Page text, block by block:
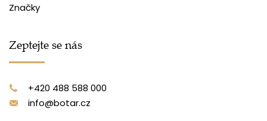
Značky
Zeptejte se nás
+420 488 588 000
info@botar.cz